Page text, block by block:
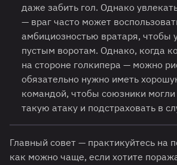
даже забить гол. Однако
— враг часто может
амбициозностью вратаря, чтобы
пустым воротам. Однако, когда
на стороне голкипера — можно
обязательно нужно иметь
командой, чтобы союзники
такую атаку и подстраховать в
Главный совет — практикуйтесь на
как можно чаще, если хотите